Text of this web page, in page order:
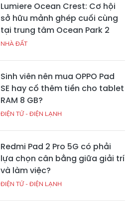
Lumiere Ocean Crest: Cơ hội
sở hữu mảnh ghép cuối cùng
tại trung tâm Ocean Park 2
NHÀ ĐẤT
Sinh viên nên mua OPPO Pad
SE hay cố thêm tiền cho tablet
RAM 8 GB?
ĐIỆN TỬ - ĐIỆN LẠNH
Redmi Pad 2 Pro 5G có phải
lựa chọn cân bằng giữa giải trí
và làm việc?
ĐIỆN TỬ - ĐIỆN LẠNH